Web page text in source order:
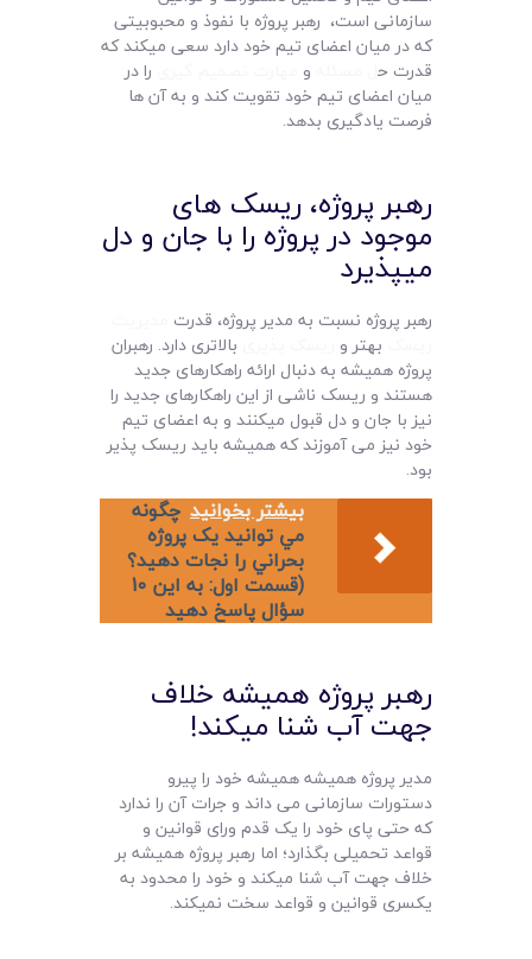
سازمانی است، رهبر پروژه با نفوذ و محبوبیتی
که در میان اعضای تیم خود دارد سعی میکند که
قدرت ح
و
را در
میان اعضای تیم خود تقویت کند و به آن ها
فرصت یادگیری بدهد.
رهبر پروژه، ریسک های
موجود در پروژه را با جان و دل
میپذیرد
رهبر پروژه نسبت به مدیر پروژه، قدرت
بهتر و
بالاتری دارد. رهبران
پروژه همیشه به دنبال ارائه راهکارهای جدید
هستند و ریسک ناشی از این راهکارهای جدید را
نیز با جان و دل قبول میکنند و به اعضای تیم
خود نیز می آموزند که همیشه باید ریسک پذیر
بود.
بیشتر بخوانید چگونه
مي توانيد يک پروژه
بحراني را نجات دهيد؟
(قسمت اول: به اين 10
سؤال پاسخ دهيد
رهبر پروژه همیشه خلاف
جهت آب شنا میکند!
مدیر پروژه همیشه همیشه خود را پیرو
دستورات سازمانی می داند و جرات آن را ندارد
که حتی پای خود را یک قدم ورای قوانین و
قواعد تحمیلی بگذارد؛ اما رهبر پروژه همیشه بر
خلاف جهت آب شنا میکند و خود را محدود به
یکسری قوانین و قواعد سخت نمیکند.